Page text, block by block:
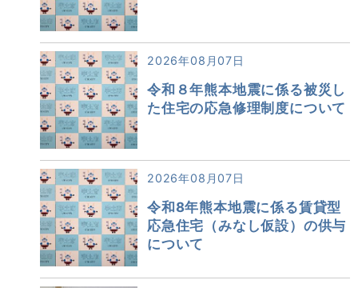
2026年08月07日
令和８年熊本地震に係る被災し
た住宅の応急修理制度について
2026年08月07日
令和8年熊本地震に係る賃貸型
応急住宅（みなし仮設）の供与
について